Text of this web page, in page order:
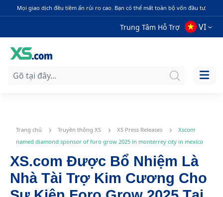
Mọi giao dịch đều tiềm ẩn rủi ro cao. Bạn có thể mất toàn bộ vốn đầu tư.
Trung Tâm Hỗ Trợ VI
Trang chủ Truyền thông XS XS Press Releases
Xscom
named diamond sponsor of foro grow 2025 in monterrey city in mexico
XS.com Được Bổ Nhiệm Là
Nhà Tài Trợ Kim Cương Cho